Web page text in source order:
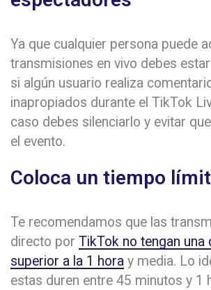
Ya que cualquier persona puede
transmisiones en vivo debes
si algún usuario realiza
inapropiados durante el TikTok
caso debes silenciarlo y evitar
el evento.
Coloca un tiempo
Te recomendamos que las
directo por TikTok no tengan una
superior a la 1 hora y media. Lo
estas duren entre 45 minutos y 1